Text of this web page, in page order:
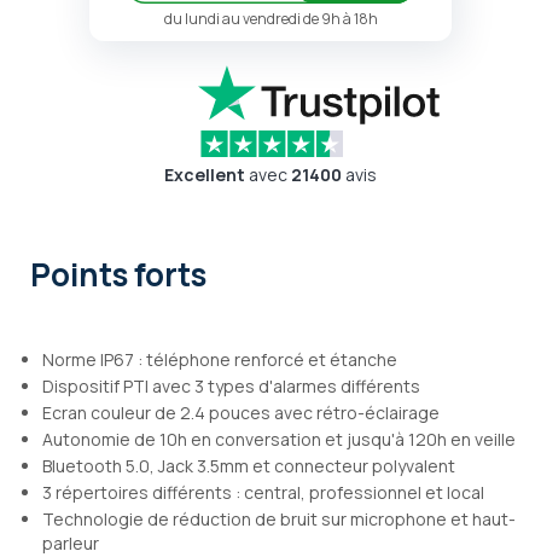
du lundi au vendredi de 9h à 18h
Excellent avec 21400 avis
Points forts
Norme IP67 : téléphone renforcé et étanche
Dispositif PTI avec 3 types d'alarmes différents
Ecran couleur de 2.4 pouces avec rétro-éclairage
Autonomie de 10h en conversation et jusqu'à 120h en veille
Bluetooth 5.0, Jack 3.5mm et connecteur polyvalent
3 répertoires différents : central, professionnel et local
Technologie de réduction de bruit sur microphone et haut-
parleur